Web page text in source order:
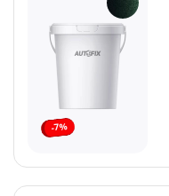
-7%